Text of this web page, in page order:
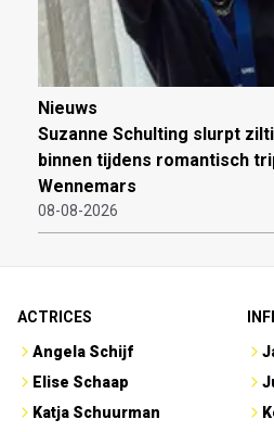
Nieuws
Suzanne Schulting slurpt
binnen tijdens romantisch
Wennemars
08-08-2026
ACTRICES
Angela Schijf
Elise Schaap
Katja Schuurman